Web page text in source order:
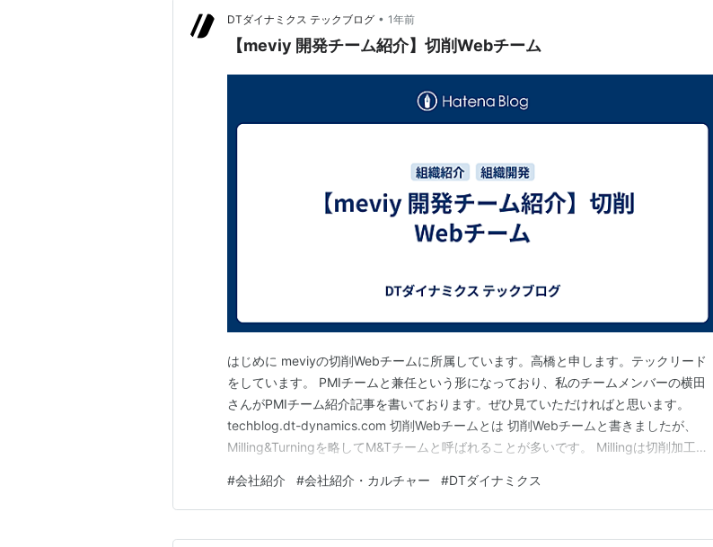
DTダイナミクス テックブログ • 1年前
【meviy 開発チーム紹介】切削Webチーム
はじめに meviyの切削Webチームに所属しています。高橋と申します。テックリード
をしています。 PMIチームと兼任という形になっており、私のチームメンバーの横田
さんがPMIチーム紹介記事を書いております。ぜひ見ていただければと思います。
techblog.dt-dynamics.com 切削Webチームとは 切削Webチームと書きましたが、
Milling&Turningを略してM&Tチームと呼ばれることが多いです。 Millingは切削加工の
面を持つ部品で角物とも呼ばれています。 Turningは旋盤加工のことで…
#会社紹介 #会社紹介・カルチャー #DTダイナミクス